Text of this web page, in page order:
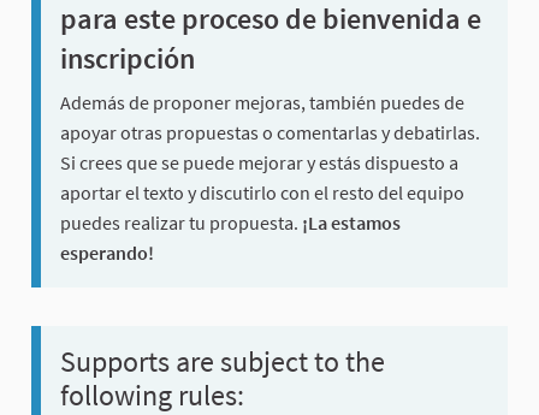
para este proceso de bienvenida e
inscripción
Además de proponer mejoras, también puedes de
apoyar otras propuestas o comentarlas y debatirlas.
Si crees que se puede mejorar y estás dispuesto a
aportar el texto y discutirlo con el resto del equipo
puedes realizar tu propuesta. ¡La estamos
esperando!
Supports are subject to the
following rules: